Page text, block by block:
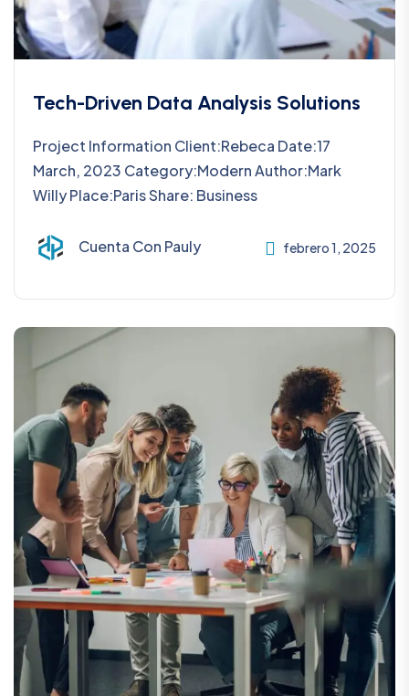
Tech-Driven Data Analysis Solutions
Project Information Client:Rebeca Date:17
March, 2023 Category:Modern Author:Mark
Willy Place:Paris Share: Business
Cuenta Con Pauly febrero 1, 2025